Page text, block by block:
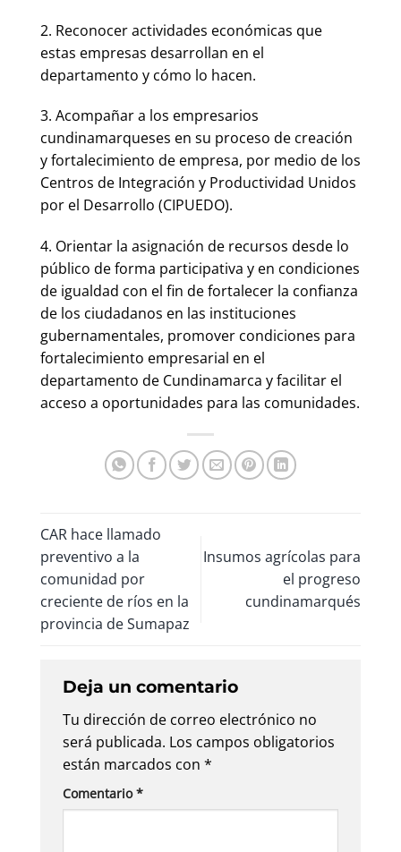
2. Reconocer actividades económicas que
estas empresas desarrollan en el
departamento y cómo lo hacen.
3. Acompañar a los empresarios
cundinamarqueses en su proceso de creación
y fortalecimiento de empresa, por medio de los
Centros de Integración y Productividad Unidos
por el Desarrollo (CIPUEDO).
4. Orientar la asignación de recursos desde lo
público de forma participativa y en condiciones
de igualdad con el fin de fortalecer la confianza
de los ciudadanos en las instituciones
gubernamentales, promover condiciones para
fortalecimiento empresarial en el
departamento de Cundinamarca y facilitar el
acceso a oportunidades para las comunidades.
CAR hace llamado
preventivo a la
comunidad por
creciente de ríos en la
provincia de Sumapaz
Insumos agrícolas para
el progreso
cundinamarqués
Deja un comentario
Tu dirección de correo electrónico no
será publicada. Los campos obligatorios
están marcados con *
Comentario*